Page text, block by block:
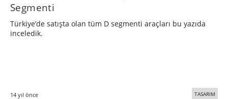
Segmenti
Türkiye’de satışta olan tüm D segmenti araçları bu yazıda
inceledik.
14 yıl önce TASARIM